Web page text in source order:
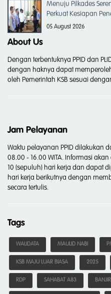
Menuju Pilkades
Perkuat Kesiapan
05 August 2026
About Us
Dengan terbentuknya PPID dan
dengan haknya dapat
oleh Pemerintah KSB sesuai
Jam Pelayanan
Waktu pelayanan PPID dilakukan
08.00 - 16.00 WITA. Informasi
10 (sepuluh) hari kerja dan dapat
hari kerja berikutnya dengan
secara tertulis.
Tags
WALIDATA MAULID NABI
KSB MAJU LUAR BIASA 2025
RDP SAHABAT A83 BANJIR